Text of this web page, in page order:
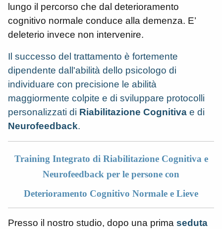
lungo il percorso che dal deterioramento
cognitivo normale conduce alla demenza. E’
deleterio invece non intervenire.
Il successo del trattamento è fortemente
dipendente dall'abilità dello psicologo di
individuare con precisione le abilità
maggiormente colpite e di sviluppare protocolli
personalizzati di Riabilitazione Cognitiva e di
Neurofeedback.
Training Integrato di Riabilitazione Cognitiva e
Neurofeedback per le persone con
Deterioramento Cognitivo Normale e Lieve
Presso il nostro studio, dopo una prima seduta